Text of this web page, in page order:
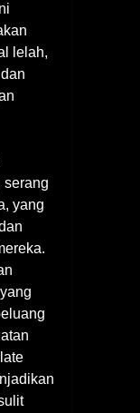
lelah,
serang
yang